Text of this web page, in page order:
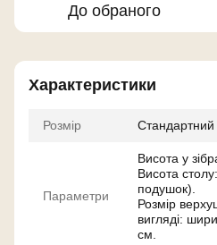
До обраного
Характеристики
Розмір Стандартний
Параметри
Висота у
Висота
подушок).
Розмір
вигляді:
см.